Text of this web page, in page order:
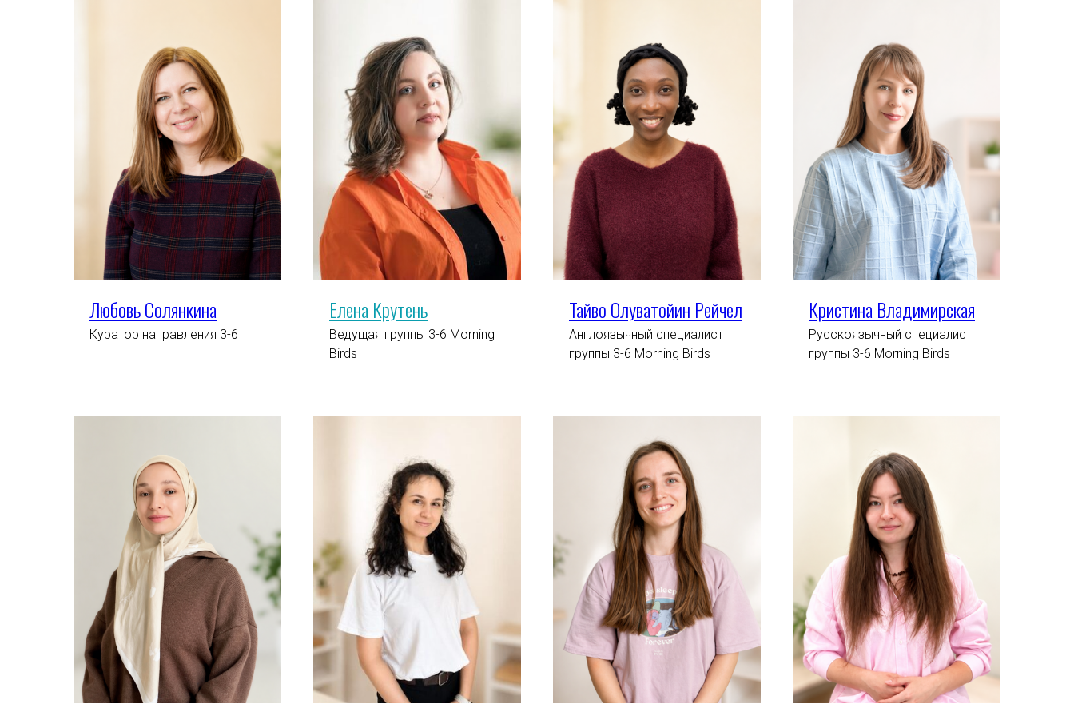
Любовь Солянкина
Куратор направления 3-6
Елена Крутень
Ведущая группы 3-6 Morning
Birds
Тайво Олуватойин Рейчел
Англоязычный специалист
группы 3-6 Morning Birds
Кристина Владимирская
Русскоязычный специалист
группы 3-6 Morning Birds